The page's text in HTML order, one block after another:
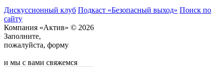
Дискуссионный клуб Подкаст «Безопасный выход» Поиск по
сайту
Компания «Актив» © 2026
Заполните,
пожалуйста, форму
и мы с вами свяжемся